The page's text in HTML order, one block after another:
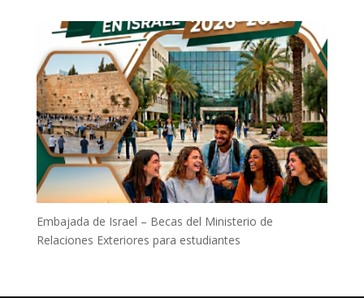
Embajada de Israel – Becas del Ministerio de
Relaciones Exteriores para estudiantes